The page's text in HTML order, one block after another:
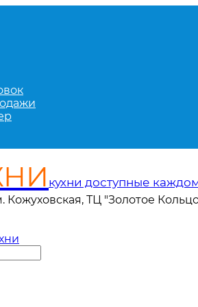
кухни доступные
Кожуховская, ТЦ "Золотое